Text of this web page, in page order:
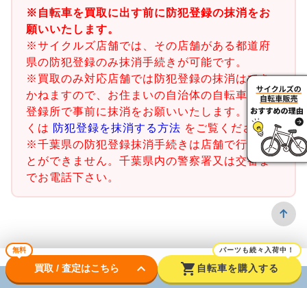
※自転車を買取に出す前に防犯登録の抹消をお
願いいたします。
※サイクルズ店舗では、その店舗がある都道府
県の防犯登録のみ抹消手続きが可能です。
※買取のみ対応店舗では防犯登録の抹消はでき
かねますので、お住まいの自治体の自転車防犯
登録所で事前に抹消をお願いいたします。詳し
くは 防犯登録を抹消する方法 をご覧ください。
※千葉県の防犯登録抹消手続きは店舗で行うこ
とができません。千葉県内の警察署又は交番ま
でお電話下さい。
無料
買取 / 査定はこちら keyboard_arrow_down shopping_cart
パーツも続々入荷中！
自転車を購入する